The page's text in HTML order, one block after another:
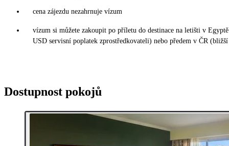
cena zájezdu nezahrnuje vízum
vízum si můžete zakoupit po příletu do destinace na letišti v
USD servisní poplatek zprostředkovateli) nebo předem v ČR
Dostupnost pokojů